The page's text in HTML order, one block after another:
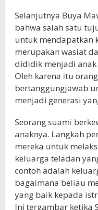
Selanjutnya Buya
bahwa salah satu
untuk mendapatkan
merupakan wasiat
dididik menjadi anak
Oleh karena itu
bertanggungjawab
menjadi generasi
Seorang suami
anaknya. Langkah
mereka untuk
keluarga teladan
contoh adalah
bagaimana beliau
yang baik kepada
Ini tergambar ketika